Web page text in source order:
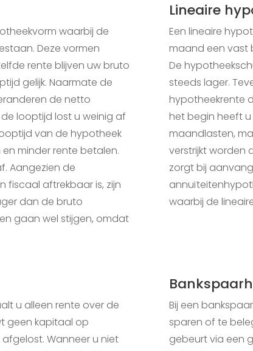
waarbij de
Deze vormen
rente blijven uw bruto
gelijk. Naarmate de
de netto
looptijd lost u weinig af
van de hypotheek
minder rente betalen.
Aangezien de
fiscaal aftrekbaar is, zijn
dan de bruto
gaan wel stijgen, omdat
Lineaire
Een lineaire
maand een vast
De
steeds lager.
hypotheekrente
het begin heeft
maandlasten,
verstrijkt worden
zorgt bij
waarbij de
u alleen rente over de
geen kapitaal op
Wanneer u niet
Bij een
sparen of te
gebeurt via een